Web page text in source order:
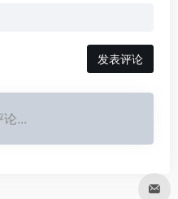
发表评论
...